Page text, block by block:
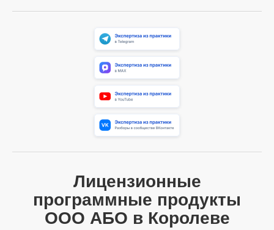
Лицензионные
программные продукты
ООО АБО в Королеве